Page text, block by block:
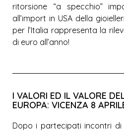
ritorsione “a specchio”
all’import in USA della
per l’Italia rappresenta la
di euro all’anno!
I VALORI ED IL VALORE
EUROPA: VICENZA 8
Dopo i partecipati incontri di